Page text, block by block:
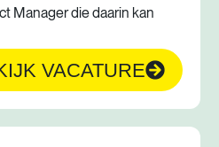
Manager die daarin kan
VACATURE